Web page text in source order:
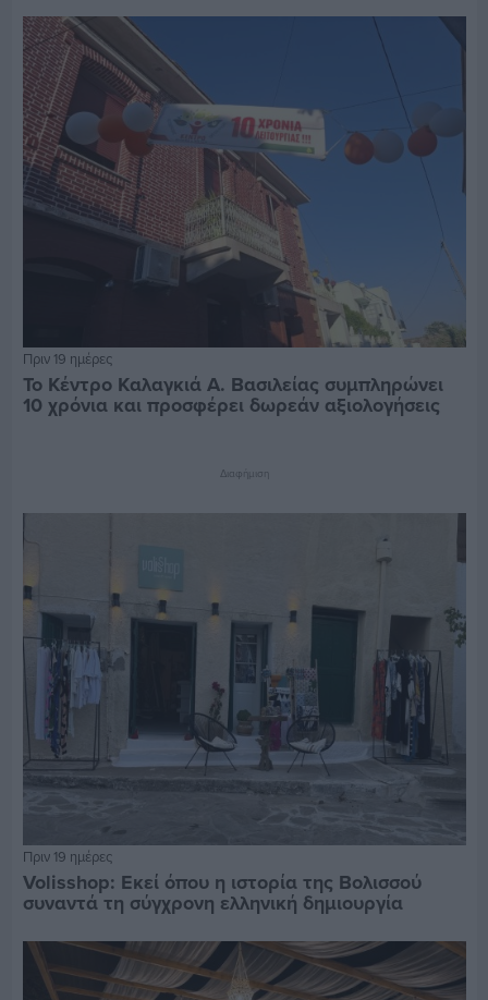
Πριν 19 ημέρες
Το Κέντρο Καλαγκιά Α. Βασιλείας συμπληρώνει
10 χρόνια και προσφέρει δωρεάν αξιολογήσεις
Διαφήμιση
Πριν 19 ημέρες
Volisshop: Εκεί όπου η ιστορία της Βολισσού
συναντά τη σύγχρονη ελληνική δημιουργία